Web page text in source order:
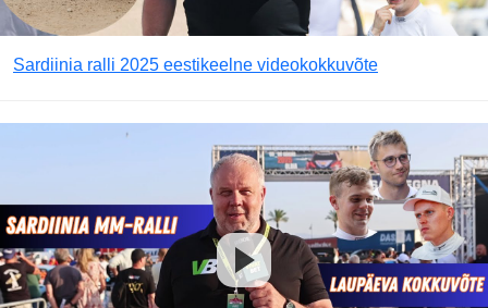
Sardiinia ralli 2025 eestikeelne videokokkuvõte